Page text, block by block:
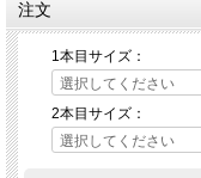
注文
1本目サイズ：
2本目サイズ：